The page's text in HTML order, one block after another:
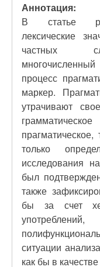
Аннотация:
В статье
лексические
частных
процесс
маркер.
утрачивают
только
исследования
был
также
бы за счет
ситуации
как бы в качестве